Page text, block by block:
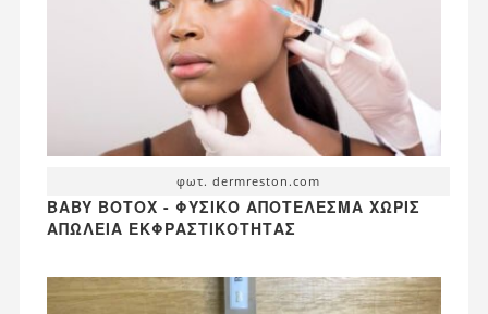
φωτ. dermreston.com
BABY BOTOX - ΦΥΣΙΚΌ ΑΠΟΤΈΛΕΣΜΑ ΧΩΡΊΣ
ΑΠΏΛΕΙΑ ΕΚΦΡΑΣΤΙΚΌΤΗΤΑΣ